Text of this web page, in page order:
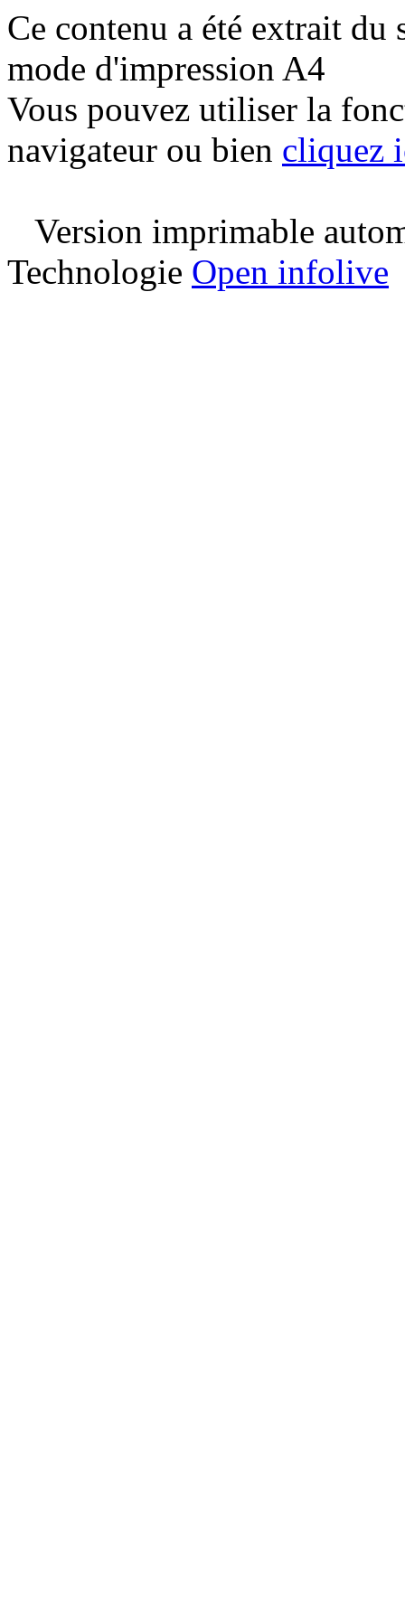
Ce contenu a été extrait
mode d'impression A4
Vous pouvez utiliser la
navigateur ou bien cliquez
Version imprimable
Technologie Open infolive